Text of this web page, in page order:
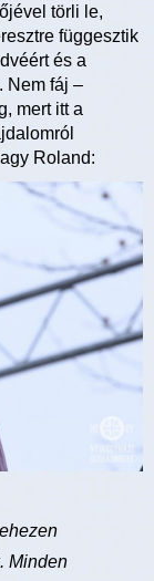
törli le,
függesztik
és a
Nem fáj –
mert itt a
Roland:
Minden